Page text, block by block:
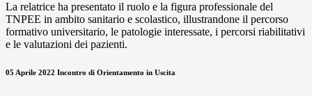
La relatrice ha presentato il ruolo e la figura professionale del
TNPEE in ambito sanitario e scolastico, illustrandone il percorso
formativo universitario, le patologie interessate, i percorsi riabilitativi
e le valutazioni dei pazienti.
05 Aprile 2022 Incontro di Orientamento in Uscita